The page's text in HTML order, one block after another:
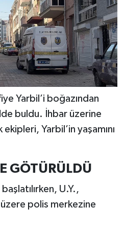
Yarbil’i boğazından
buldu. İhbar üzerine
Yarbil’in yaşamını
GÖTÜRÜLDÜ
U.Y.,
polis merkezine